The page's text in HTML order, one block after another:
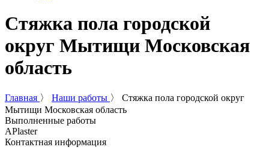
Стяжка пола городской
округ Мытищи Московская
область
Главная 〉 Наши работы 〉 Стяжка пола городской округ
Мытищи Московская область
Выполненные работы
APlaster
Контактная информация